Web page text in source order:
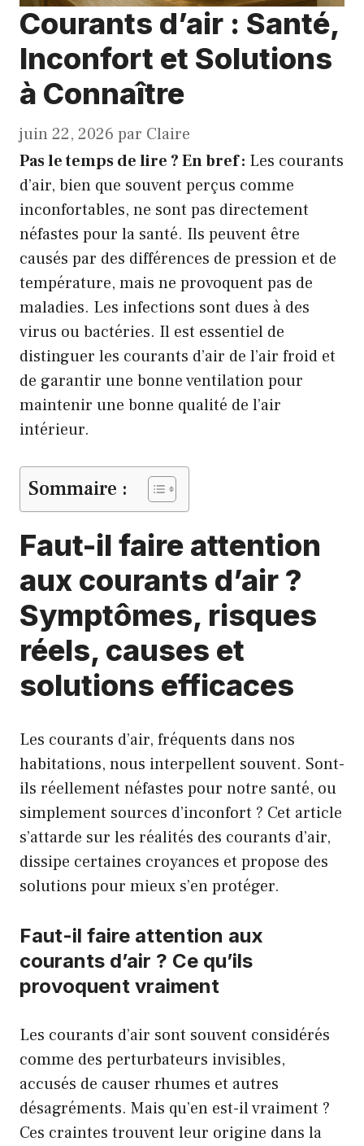
Courants d’air : Santé,
Inconfort et Solutions
à Connaître
juin 22, 2026 par Claire
Pas le temps de lire ? En bref : Les courants
d’air, bien que souvent perçus comme
inconfortables, ne sont pas directement
néfastes pour la santé. Ils peuvent être
causés par des différences de pression et de
température, mais ne provoquent pas de
maladies. Les infections sont dues à des
virus ou bactéries. Il est essentiel de
distinguer les courants d’air de l’air froid et
de garantir une bonne ventilation pour
maintenir une bonne qualité de l’air
intérieur.
Sommaire :
Faut-il faire attention
aux courants d’air ?
Symptômes, risques
réels, causes et
solutions efficaces
Les courants d’air, fréquents dans nos
habitations, nous interpellent souvent. Sont-
ils réellement néfastes pour notre santé, ou
simplement sources d’inconfort ? Cet article
s’attarde sur les réalités des courants d’air,
dissipe certaines croyances et propose des
solutions pour mieux s’en protéger.
Faut-il faire attention aux
courants d’air ? Ce qu’ils
provoquent vraiment
Les courants d’air sont souvent considérés
comme des perturbateurs invisibles,
accusés de causer rhumes et autres
désagréments. Mais qu’en est-il vraiment ?
Ces craintes trouvent leur origine dans la